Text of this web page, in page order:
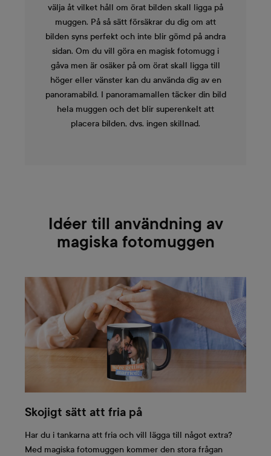
välja åt vilket håll om örat bilden skall ligga på
muggen. På så sätt försäkrar du dig om att
bilden syns perfekt och inte blir gömd på andra
sidan. Om du vill göra en magisk fotomugg i
gåva men är osäker på om örat skall ligga till
höger eller vänster kan du använda dig av en
panoramabild. I panoramamallen täcker din bild
hela muggen och det blir superenkelt att
placera bilden, dvs. ingen skillnad.
Idéer till användning av
magiska fotomuggen
Skojigt sätt att fria på
Har du i tankarna att fria och vill lägga till något extra?
Med magiska fotomuggen kommer den stora frågan